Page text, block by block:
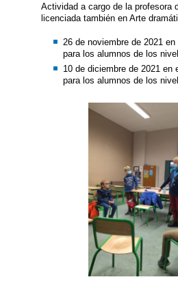
Actividad a cargo de la profesora
licenciada también en Arte
26 de noviembre de 2021
para los alumnos de los
10 de diciembre de 2021 en
para los alumnos de los